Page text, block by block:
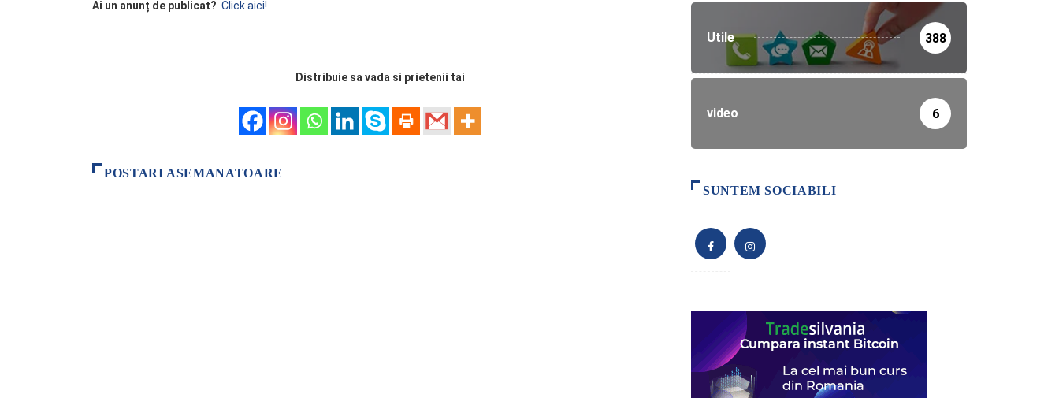
Ai un anunț de publicat? Click aici!
Distribuie sa vada si prietenii tai
POSTARI ASEMANATOARE
Utile 388
video 6
SUNTEM SOCIABILI